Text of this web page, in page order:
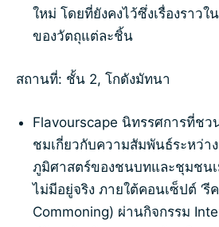
ใหม่ โดยที่ยังคงไว้ซึ่งเรื่องราว
ของวัตถุแต่ละชิ้น
สถานที่: ชั้น 2, โกดังมัทนา
Flavourscape นิทรรศการที่ชว
ชมเกี่ยวกับความสัมพันธ์ระหว่า
ภูมิศาสตร์ของชนบทและชุมชน
ไม่มีอยู่จริง ภายใต้คอนเซ็ปต์ ‘รี
Commoning) ผ่านกิจกรรม